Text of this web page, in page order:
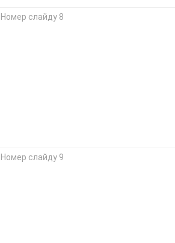
Номер слайду 8
Номер слайду 9